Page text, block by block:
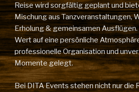
Reise wird sorgfältig geplant und
Mischung aus Tanzveranstaltungen,
Erholung & gemeinsamen
Wert auf eine persönliche
professionelle Organisation und
Momente gelegt.
Bei DITA Events stehen nicht nur die